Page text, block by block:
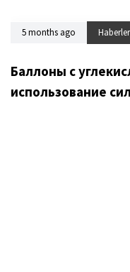
5 months ago Haberler
Баллоны с
использование